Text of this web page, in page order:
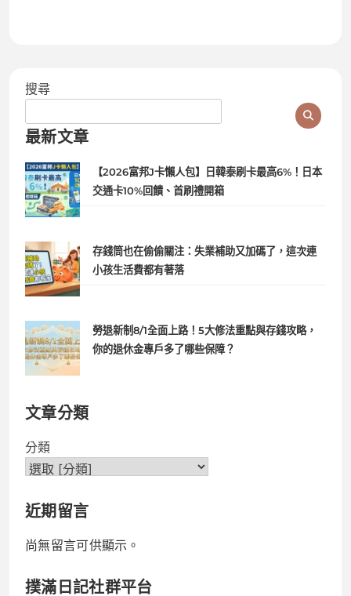
搜尋
最新文章
【2026富邦J卡懶人包】日韓泰刷卡最高6%！日本
交通卡10%回饋、首刷禮開箱
存錢筒也在偷偷關注：失業補助又加碼了，這次連
小孩生活費都有著落
勞退新制8/1全面上路！5大修法重點與存錢攻略，
你的退休金專戶多了哪些保障？
文章分類
分類
近期留言
尚無留言可供顯示。
撲滿日記社群平台